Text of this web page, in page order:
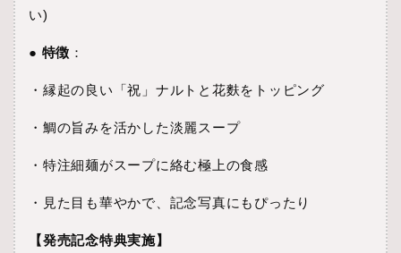
い)
● 特徴 ：
・縁起の良い「祝」ナルトと花麩をトッピング
・鯛の旨みを活かした淡麗スープ
・特注細麺がスープに絡む極上の食感
・見た目も華やかで、記念写真にもぴったり
【発売記念特典実施】